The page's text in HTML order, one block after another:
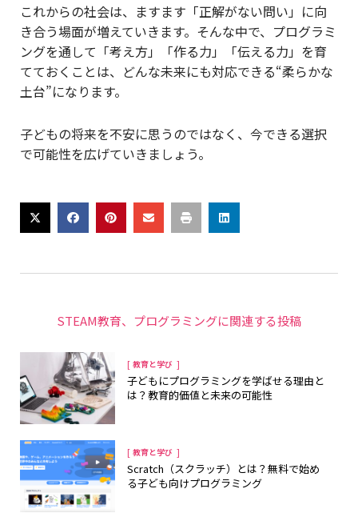
これからの社会は、ますます「正解がない問い」に向
き合う場面が増えていきます。そんな中で、プログラミ
ングを通して「考え方」「作る力」「伝える力」を育
てておくことは、どんな未来にも対応できる“柔らかな
土台”になります。
子どもの将来を不安に思うのではなく、今できる選択
で可能性を広げていきましょう。
STEAM教育、 プログラミングに関連する投稿
[ 教育と学び ]
子どもにプログラミングを学ばせる理由と
は？教育的価値と未来の可能性
[ 教育と学び ]
Scratch（スクラッチ）とは？無料で始め
る子ども向けプログラミング